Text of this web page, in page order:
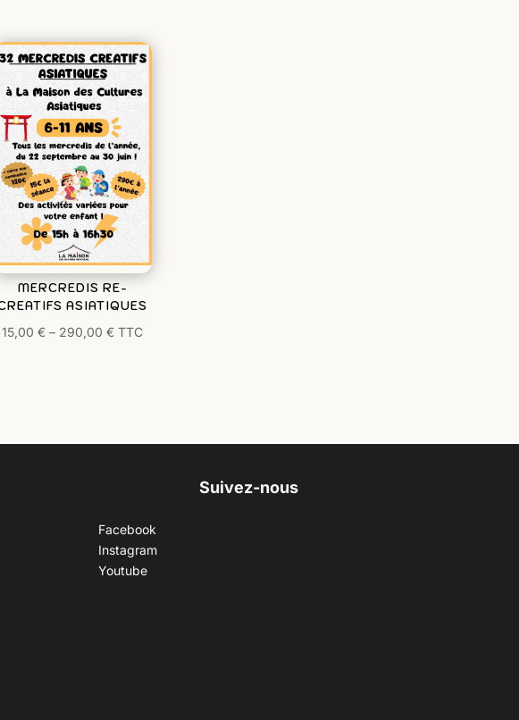
MERCREDIS RE-
ASIATIQUES
15,00€ – 290,00€ TTC
Suivez-nous
Facebook
Instagram
Youtube